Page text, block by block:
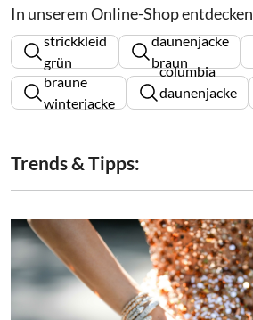
In unserem Online-Shop entdecken
strickkleid
grün
daunenjacke
braun
braune
winterjacke
columbia
daunenjacke
herren
Trends & Tipps: